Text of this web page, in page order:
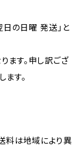
日の日曜 発送」と
ます。申し訳ござ
す。
料は地域により異